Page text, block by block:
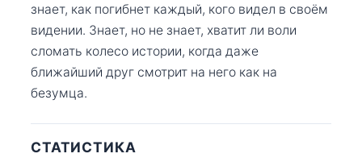
знает, как погибнет каждый, кого видел в своём
видении. Знает, но не знает, хватит ли воли
сломать колесо истории, когда даже
ближайший друг смотрит на него как на
безумца.
СТАТИСТИКА